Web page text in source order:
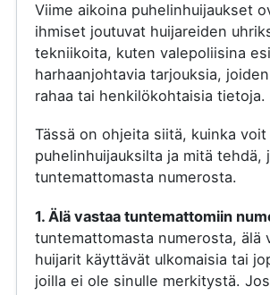
Viime aikoina puhelinhuijaukset
ihmiset joutuvat huijareiden
tekniikoita, kuten valepoliisina
harhaanjohtavia tarjouksia,
rahaa tai henkilökohtaisia tietoja.
Tässä on ohjeita siitä, kuinka voit
puhelinhuijauksilta ja mitä
tuntemattomasta numerosta.
1. Älä vastaa tuntemattomiin
tuntemattomasta numerosta,
huijarit käyttävät ulkomaisia tai
joilla ei ole sinulle merkitystä.